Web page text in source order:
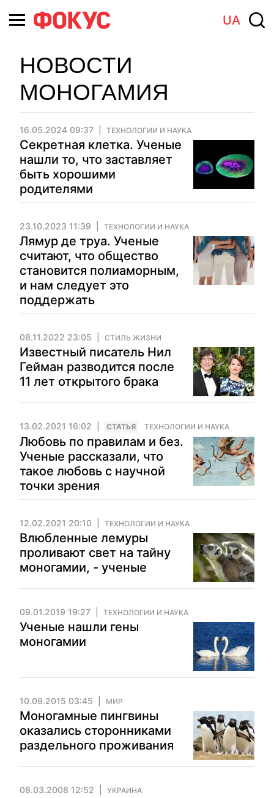
UA
НОВОСТИ
МОНОГАМИЯ
16.05.2024 09:37 ТЕХНОЛОГИИ И НАУКА
Секретная клетка. Ученые
нашли то, что заставляет
быть хорошими
родителями
23.10.2023 11:39 ТЕХНОЛОГИИ И НАУКА
Лямур де труа. Ученые
считают, что общество
становится полиаморным,
и нам следует это
поддержать
08.11.2022 23:05 СТИЛЬ ЖИЗНИ
Известный писатель Нил
Гейман разводится после
11 лет открытого брака
13.02.2021 16:02 CТАТЬЯ ТЕХНОЛОГИИ И НАУКА
Любовь по правилам и без.
Ученые рассказали, что
такое любовь с научной
точки зрения
12.02.2021 20:10 ТЕХНОЛОГИИ И НАУКА
Влюбленные лемуры
проливают свет на тайну
моногамии, - ученые
09.01.2019 19:27 ТЕХНОЛОГИИ И НАУКА
Ученые нашли гены
моногамии
10.09.2015 03:45 МИР
Моногамные пингвины
оказались сторонниками
раздельного проживания
08.03.2008 12:52 УКРАИНА